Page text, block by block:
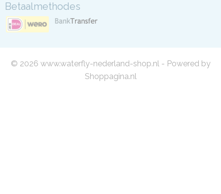
Betaalmethodes
© 2026 www.waterfly-nederland-shop.nl - Powered by
Shoppagina.nl